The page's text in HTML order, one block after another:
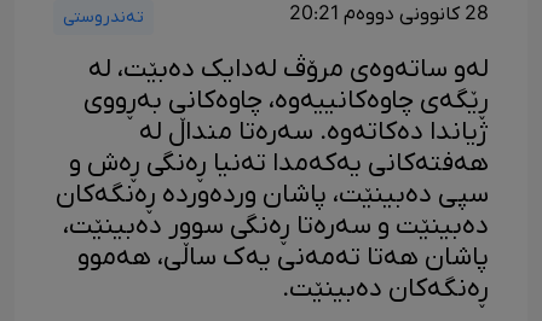
28 کانوونی دووەم 20:21 تەندروستی
لەو ساتەوەی مرۆڤ لەدایک دەبێت، لە
ڕێگەی چاوەکانییەوە، چاوەکانی بەڕووی
ژیاندا دەکاتەوە. سەرەتا منداڵ لە
هەفتەکانی یەکەمدا تەنیا ڕەنگی ڕەش و
سپی دەبینێت، پاشان وردەوردە ڕەنگەکان
دەبینێت و سەرەتا ڕەنگی سوور دەبینێت،
پاشان هەتا تەمەنی یەک ساڵی، هەموو
ڕەنگەکان دەبینێت.